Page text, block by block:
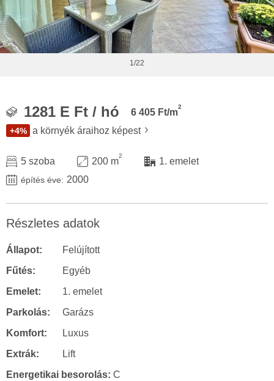
1/22
1281 E Ft / hó 6 405 Ft/m
2
+4% a környék áraihoz képest
5 szoba 200 m
2
1. emelet
építés éve: 2000
Részletes adatok
Állapot:
Felújított
Fűtés:
Egyéb
Emelet:
1. emelet
Parkolás:
Garázs
Komfort:
Luxus
Extrák:
Lift
Energetikai besorolás: C